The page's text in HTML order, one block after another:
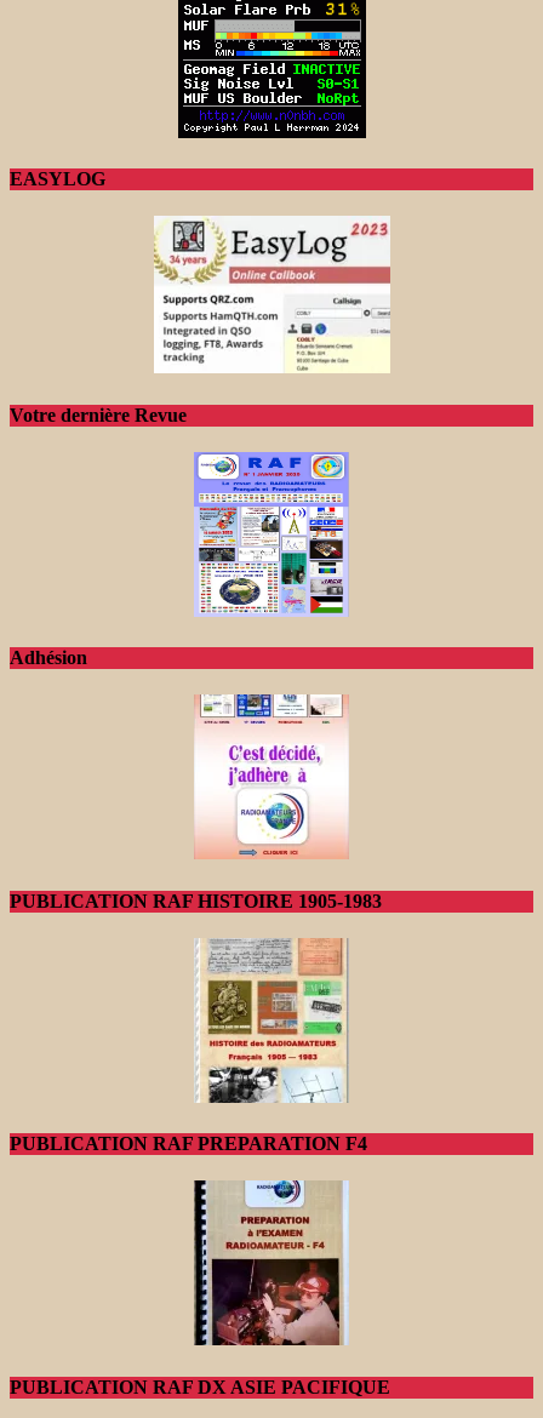
EASYLOG
Votre dernière Revue
Adhésion
PUBLICATION RAF HISTOIRE 1905-1983
PUBLICATION RAF PREPARATION F4
PUBLICATION RAF DX ASIE PACIFIQUE